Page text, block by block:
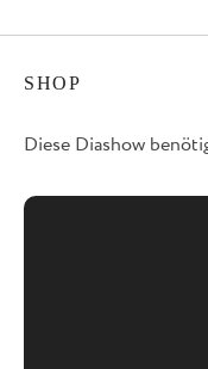
SHOP
Diese Diashow